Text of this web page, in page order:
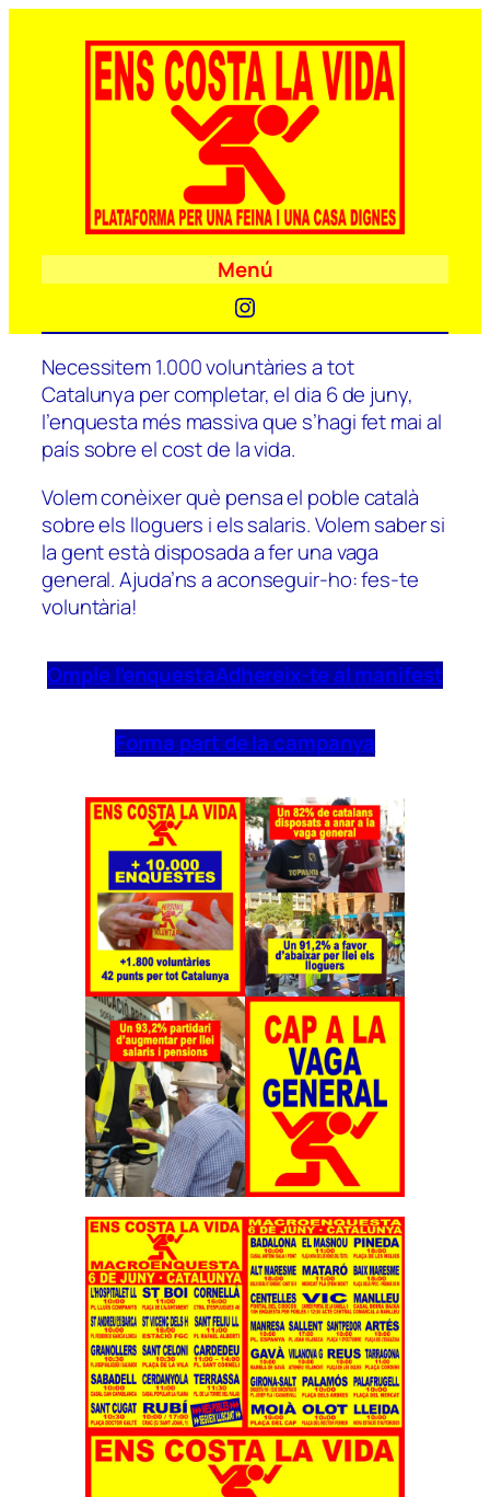
Menú
Instagram
Necessitem 1.000 voluntàries a tot
Catalunya per completar, el dia 6 de juny,
l’enquesta més massiva que s’hagi fet mai al
país sobre el cost de la vida.
Volem conèixer què pensa el poble català
sobre els lloguers i els salaris. Volem saber si
la gent està disposada a fer una vaga
general. Ajuda’ns a aconseguir-ho: fes-te
voluntària!
Omple l’enquestaAdhereix-te al manifest
Forma part de la campanya